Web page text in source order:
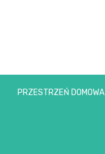
PRZESTRZEŃ DOMOWA